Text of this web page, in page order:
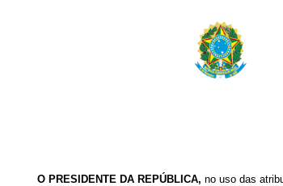
O PRESIDENTE DA REPÚBLICA, no uso das